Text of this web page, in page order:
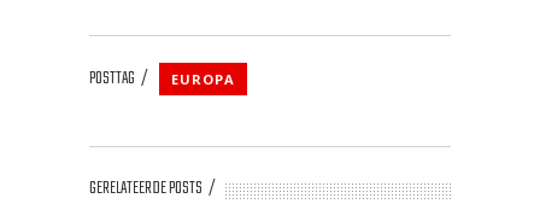
POSTTAG EUROPA
GERELATEERDE POSTS